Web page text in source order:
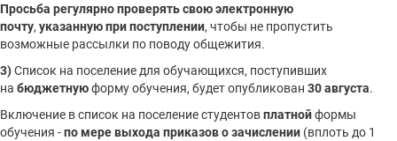
Просьба регулярно проверять свою электронную
почту, указанную при поступлении, чтобы не пропустить
возможные рассылки по поводу общежития.
3)Список на поселение для обучающихся, поступивших
на бюджетнуюформу обучения, будет опубликован 30 августа.
Включение в список на поселение студентовплатнойформы
обучения -по мере выхода приказов о зачислении (вплоть до 1